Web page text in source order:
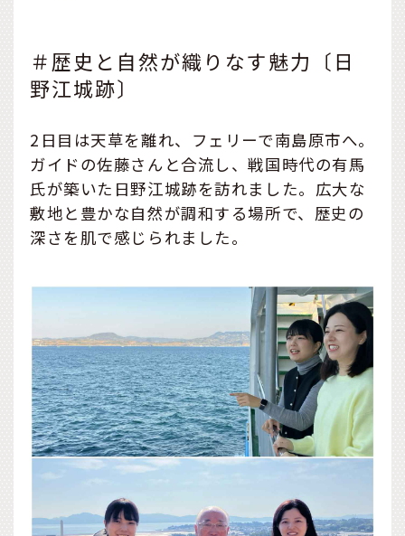
＃歴史と自然が織りなす魅力〔日
野江城跡〕
2日目は天草を離れ、フェリーで南島原市へ。
ガイドの佐藤さんと合流し、戦国時代の有馬
氏が築いた日野江城跡を訪れました。広大な
敷地と豊かな自然が調和する場所で、歴史の
深さを肌で感じられました。